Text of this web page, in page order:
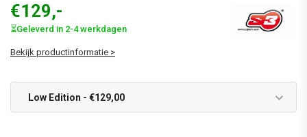
€129,-
⏳Geleverd in 2-4 werkdagen
Bekijk productinformatie >
Low Edition - €129,00